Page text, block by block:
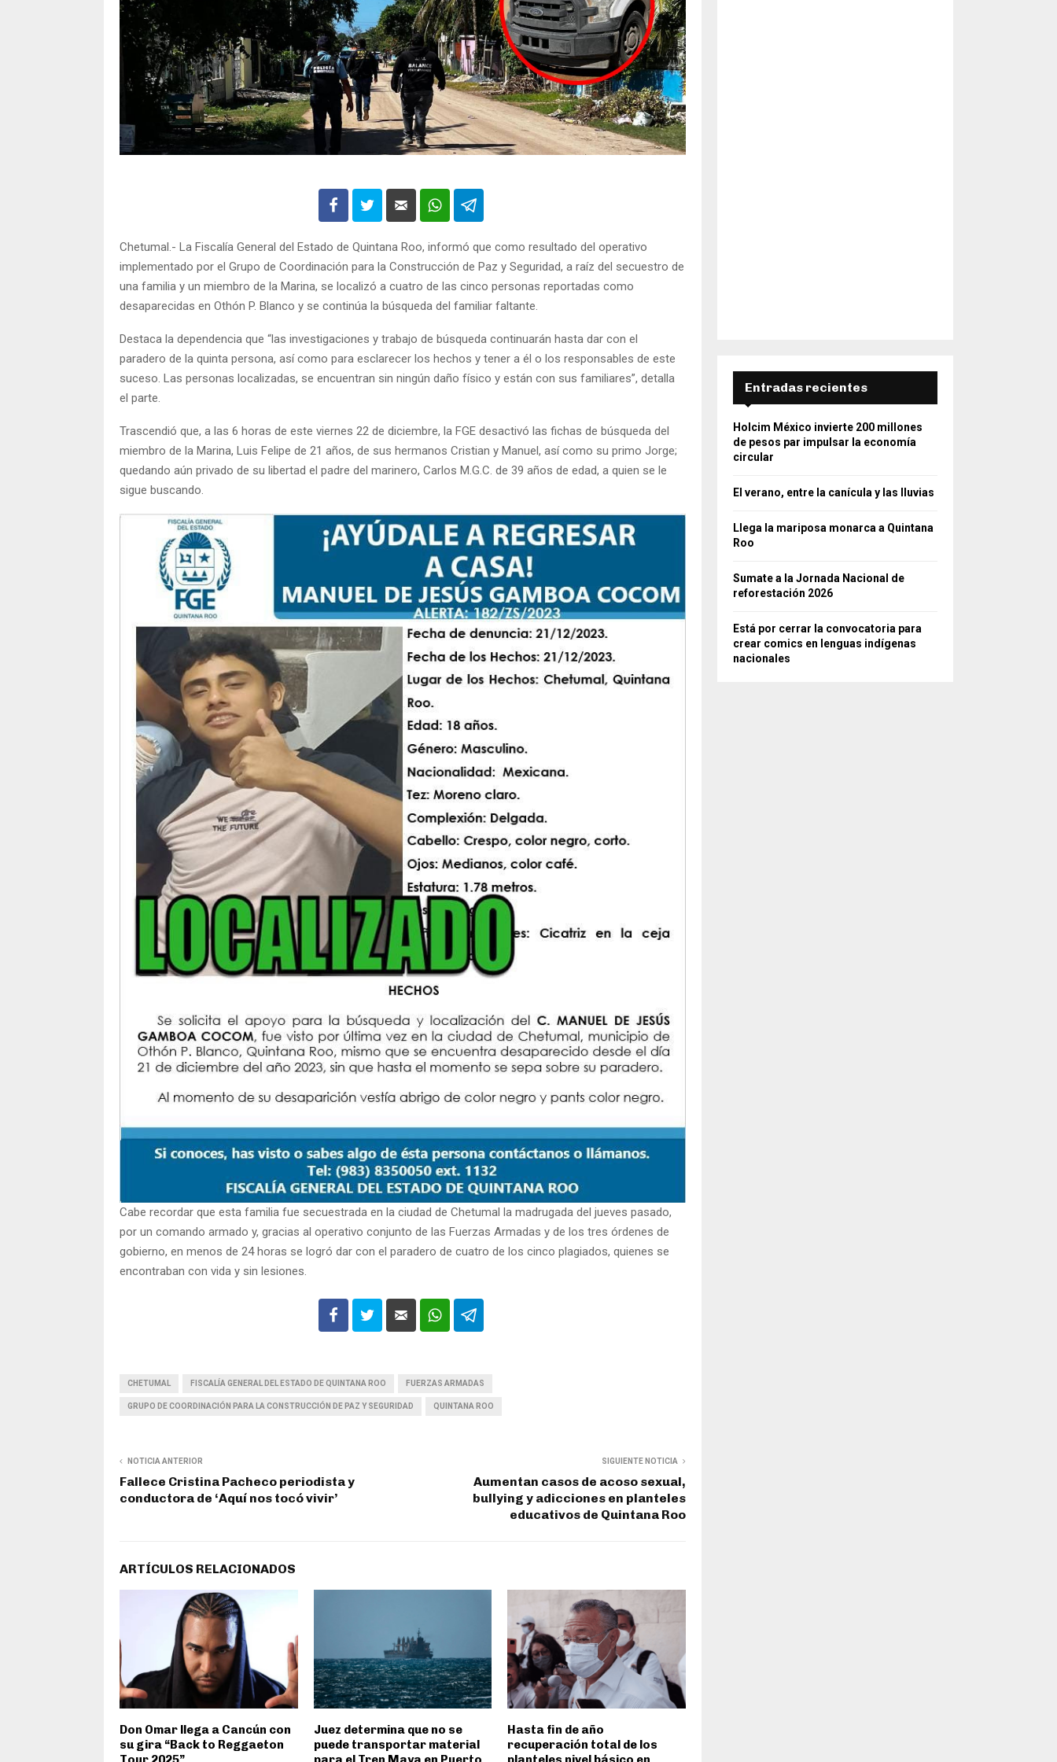
Chetumal.- La Fiscalía General del Estado de Quintana Roo, informó que como resultado del operativo
implementado por el Grupo de Coordinación para la Construcción de Paz y Seguridad, a raíz del secuestro de
una familia y un miembro de la Marina, se localizó a cuatro de las cinco personas reportadas como
desaparecidas en Othón P. Blanco y se continúa la búsqueda del familiar faltante.
Destaca la dependencia que “las investigaciones y trabajo de búsqueda continuarán hasta dar con el
paradero de la quinta persona, así como para esclarecer los hechos y tener a él o los responsables de este
suceso. Las personas localizadas, se encuentran sin ningún daño físico y están con sus familiares”, detalla
el parte.
Trascendió que, a las 6 horas de este viernes 22 de diciembre, la FGE desactivó las fichas de búsqueda del
miembro de la Marina, Luis Felipe de 21 años, de sus hermanos Cristian y Manuel, así como su primo Jorge;
quedando aún privado de su libertad el padre del marinero, Carlos M.G.C. de 39 años de edad, a quien se le
sigue buscando.
Cabe recordar que esta familia fue secuestrada en la ciudad de Chetumal la madrugada del jueves pasado,
por un comando armado y, gracias al operativo conjunto de las Fuerzas Armadas y de los tres órdenes de
gobierno, en menos de 24 horas se logró dar con el paradero de cuatro de los cinco plagiados, quienes se
encontraban con vida y sin lesiones.
CHETUMAL FISCALÍA GENERAL DEL ESTADO DE QUINTANA ROO FUERZAS ARMADAS
GRUPO DE COORDINACIÓN PARA LA CONSTRUCCIÓN DE PAZ Y SEGURIDAD QUINTANA ROO
NOTICIA ANTERIOR
Fallece Cristina Pacheco periodista y
conductora de ‘Aquí nos tocó vivir’
SIGUIENTE NOTICIA
Aumentan casos de acoso sexual,
bullying y adicciones en planteles
educativos de Quintana Roo
ARTÍCULOS RELACIONADOS
Don Omar llega a Cancún con
su gira “Back to Reggaeton
Juez determina que no se
puede transportar material
Hasta fin de año
recuperación total de los
Entradas recientes
Holcim México invierte 200 millones
de pesos par impulsar la economía
circular
El verano, entre la canícula y las lluvias
Llega la mariposa monarca a Quintana
Roo
Sumate a la Jornada Nacional de
reforestación 2026
Está por cerrar la convocatoria para
crear comics en lenguas indígenas
nacionales